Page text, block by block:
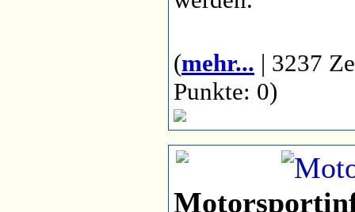
(mehr... | 3237
Punkte: 0)